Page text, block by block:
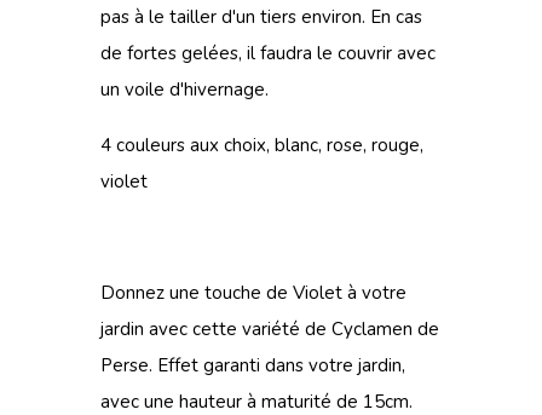
pas à le tailler d'un tiers environ. En cas
de fortes gelées, il faudra le couvrir avec
un voile d'hivernage.
4 couleurs aux choix, blanc, rose, rouge,
violet
Donnez une touche de Violet à votre
jardin avec cette variété de Cyclamen de
Perse. Effet garanti dans votre jardin,
avec une hauteur à maturité de 15cm.